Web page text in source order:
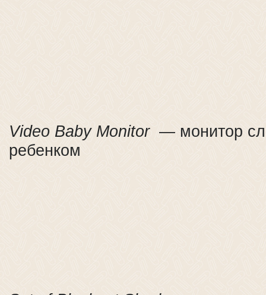
Video Baby Monitor— монитор
ребенком